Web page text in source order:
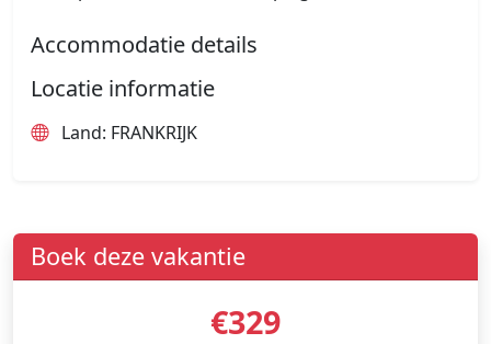
Accommodatie details
Locatie informatie
Land: FRANKRIJK
Boek deze vakantie
€329